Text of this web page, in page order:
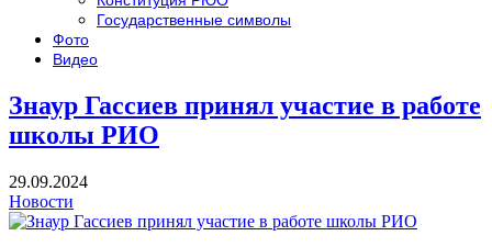
Государственные символы
Фото
Видео
Знаур Гассиев принял участие в работе
школы РИО
29.09.2024
Новости